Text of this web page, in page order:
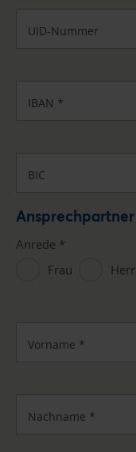
UID-Nummer
IBAN *
BIC
Ansprechpartner
Anrede *
Frau
Herr
Vorname *
Nachname *